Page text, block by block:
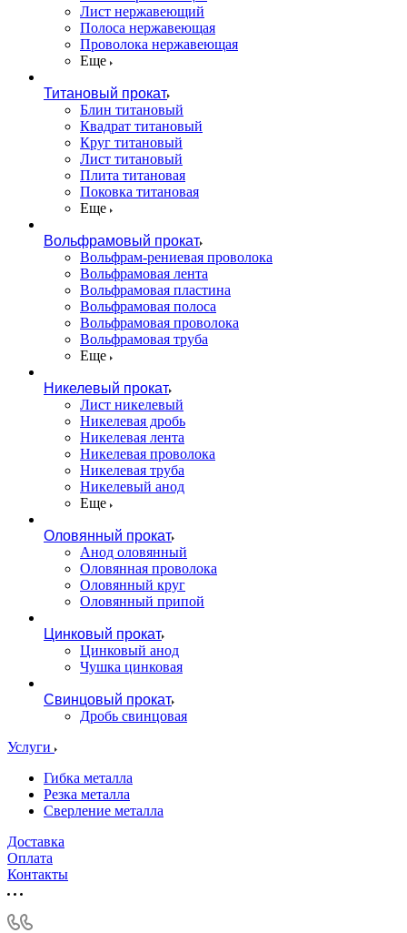
Лист нержавеющий
Полоса нержавеющая
Проволока нержавеющая
Еще
Титановый прокат
Блин титановый
Квадрат титановый
Круг титановый
Лист титановый
Плита титановая
Поковка титановая
Еще
Вольфрамовый прокат
Вольфрам-рениевая проволока
Вольфрамовая лента
Вольфрамовая пластина
Вольфрамовая полоса
Вольфрамовая проволока
Вольфрамовая труба
Еще
Никелевый прокат
Лист никелевый
Никелевая дробь
Никелевая лента
Никелевая проволока
Никелевая труба
Никелевый анод
Еще
Оловянный прокат
Анод оловянный
Оловянная проволока
Оловянный круг
Оловянный припой
Цинковый прокат
Цинковый анод
Чушка цинковая
Свинцовый прокат
Дробь свинцовая
Услуги
Гибка металла
Резка металла
Сверление металла
Доставка
Оплата
Контакты